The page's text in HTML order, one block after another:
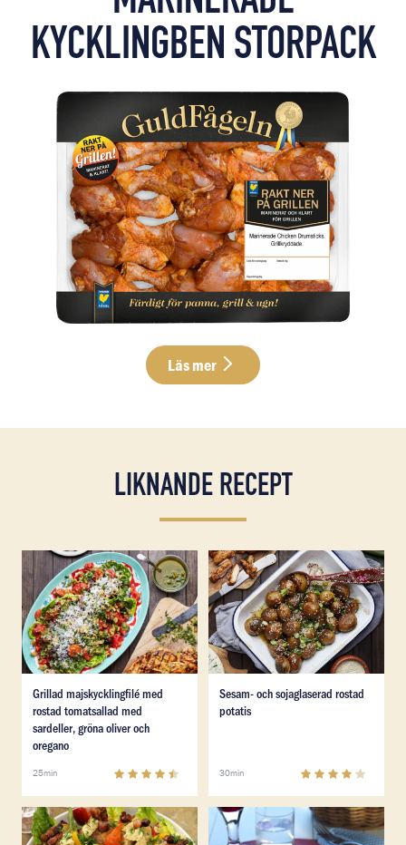
KYCKLINGBEN STORPACK
Läs mer
LIKNANDE RECEPT
Läs mer om Grillad majskycklingfilé med rostad
Läs mer om Grillad majskycklingfilé med rostad
Grillad majskycklingfilé med
rostad tomatsallad med
sardeller, gröna oliver och
oregano
25min
Läs mer om Sesam- och
Läs mer om Sesam- och
Sesam- och sojaglaserad rostad
potatis
30min
Läs mer om Grillade kycklingfiléer med bakad
Läs mer om Grillad